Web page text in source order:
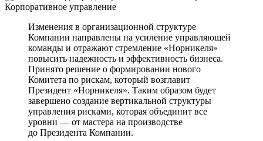
Корпоративное управление
Изменения в организационной структуре
Компании направлены на усиление управляющей
команды и отражают стремление «Норникеля»
повысить надежность и эффективность бизнеса.
Принято решение о формировании нового
Комитета по рискам, который возглавит
Президент «Норникеля». Таким образом будет
завершено создание вертикальной структуры
управления рисками, которая объединит все
уровни — от мастера на производстве
до Президента Компании.